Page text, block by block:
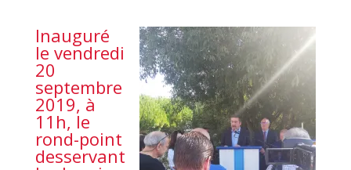
Inauguré
le vendredi
20
septembre
2019, à
11h, le
rond-point
desservant